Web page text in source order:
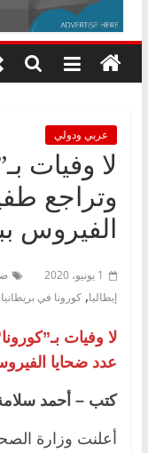
درب..
وتبقى
هي
عربي ودولي
لا وفيات
وتراجع
الفيروس
1 يونيو، 2020
إيطاليا, كورونا في بريطانيا
لا وفيات
عدد ضحايا
كتب – أحمد
أعلنت وزارة